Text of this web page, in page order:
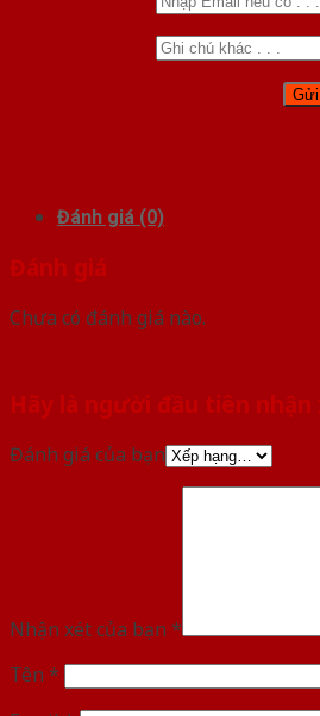
Đánh giá (0)
Đánh giá
Chưa có đánh giá nào.
Hãy là người đầu tiên nhận
Đánh giá của bạn
Nhận xét của bạn *
Tên *